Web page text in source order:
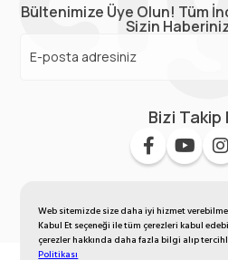
Web sitemizde size daha iyi hizmet
Kabul Et seçeneği ile tüm çerezleri kabul
çerezler hakkında daha fazla bilgi alıp
Politikası
Bültenimize Üye Olun! Tüm
Sizin
Bizi Takip